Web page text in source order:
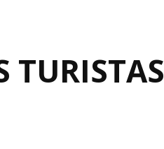
TURISTAS